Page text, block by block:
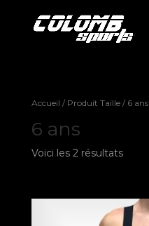
Accueil / Produit Taille / 6 ans
6 ans
Voici les 2 résultats